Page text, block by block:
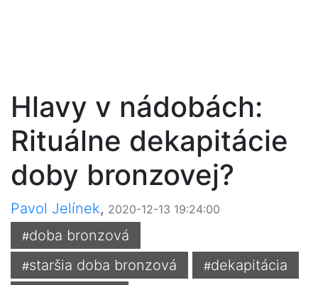
Hlavy v nádobách:
Rituálne dekapitácie
doby bronzovej?
Pavol Jelínek, 2020-12-13 19:24:00
#doba bronzová
#staršia doba bronzová #dekapitácia